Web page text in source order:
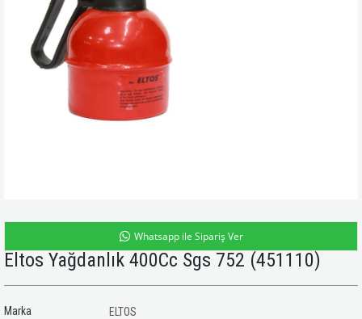
Whatsapp ile Sipariş Ver
Eltos Yağdanlık 400Cc Sgs 752 (451110)
Marka ELTOS